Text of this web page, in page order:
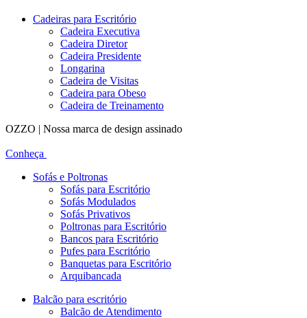
Cadeiras para Escritório
Cadeira Executiva
Cadeira Diretor
Cadeira Presidente
Longarina
Cadeira de Visitas
Cadeira para Obeso
Cadeira de Treinamento
OZZO | Nossa marca de design assinado
Conheça
Sofás e Poltronas
Sofás para Escritório
Sofás Modulados
Sofás Privativos
Poltronas para Escritório
Bancos para Escritório
Pufes para Escritório
Banquetas para Escritório
Arquibancada
Balcão para escritório
Balcão de Atendimento